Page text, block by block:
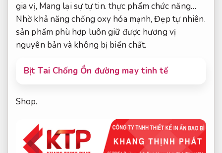
gia vị, Mang lại sự tự tin. thực phẩm chức năng…
Nhờ khả năng chống oxy hóa mạnh,Đẹp tự nhiên.
sản phẩm phù hợp luôn giữ được hương vị
nguyên bản và không bị biến chất.
Bịt Tai Chống Ồn đường may tinh tế
Shop.